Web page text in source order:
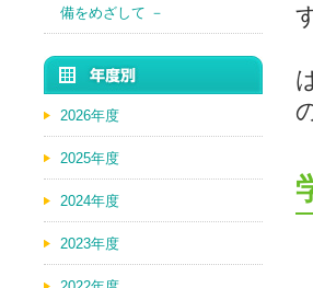
備をめざして －
2026年度
2025年度
2024年度
2023年度